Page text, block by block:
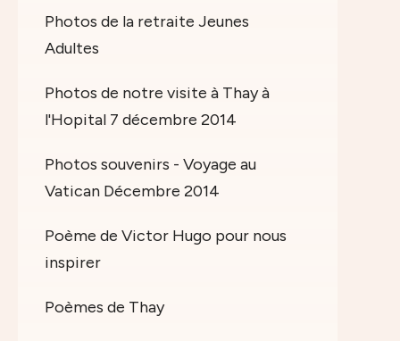
Photos de la retraite Jeunes
Adultes
Photos de notre visite à Thay à
l'Hopital 7 décembre 2014
Photos souvenirs - Voyage au
Vatican Décembre 2014
Poème de Victor Hugo pour nous
inspirer
Poèmes de Thay